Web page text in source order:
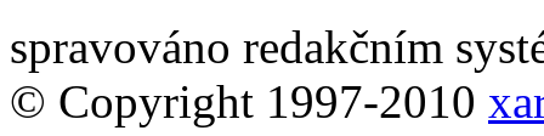
spravováno redakčním
© Copyright 1997-2010